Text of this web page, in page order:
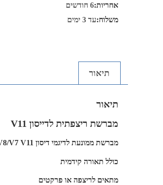
אחריות:6 חודשים
משלוח:עד 3 ימים
תיאור
תיאור
מברשת ריצפתית לדייסון V11
מברשת ממונעת לדיגמי דיסון V10 /V8/V7 V11
כולל תאורה קידמית
מתאים לריצפה או פרקטים